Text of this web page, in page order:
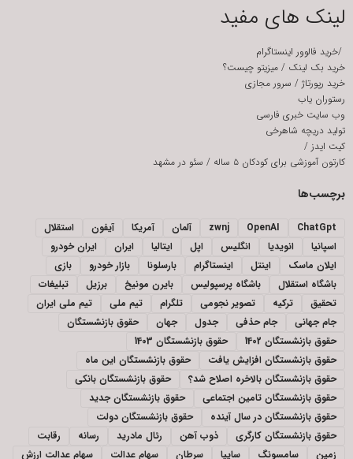
لینک های مفید
/خرید فالوور اینستاگرام
خرید بک لینک / میزیتو چیست؟
خرید رپورتاژ / سرور مجازی
رستوران یاب
وب سایت خبری فارسی
تولید دریچه شاهرخی
کیت ایدز /
کارتون آموزشی برای کودکان ۵ ساله
/ سئو در مشهد
برچسب‌ها
ChatGpt
OpenAI
zwnj آلمان آمریکا آیفون
استقلال
اسپانیا
انویدیا انگلیس اپل ایتالیا ایران
ایران خودرو
ایلان ماسک
اینتل اینستاگرام بارسلونا بازار خودرو
بازی
باشگاه استقلال
باشگاه پرسپولیس بایرن مونیخ برزیل
تبلیغات
تحقیق
ترکیه تصویر نجومی تلگرام تیم ملی
تیم ملی ایران
جام جهانی
جام حذفی جدول جهان
حقوق بازنشستگان
حقوق بازنشستگان 1402
حقوق بازنشستگان 1403
حقوق بازنشستگان افزایش یافت
حقوق بازنشستگان این ماه
حقوق بازنشستگان بالاخره اصلاح شد؟
حقوق بازنشستگان بانکی
حقوق بازنشستگان تامین اجتماعی
حقوق بازنشستگان جدید
حقوق بازنشستگان در سال آینده
حقوق بازنشستگان دولت
حقوق بازنشستگان کارگری
ذوب آهن رئال مادرید رسانه
رقابت
زمین
سامسونگ سایپا سرطان سهام عدالت سهام عدالت ارزش